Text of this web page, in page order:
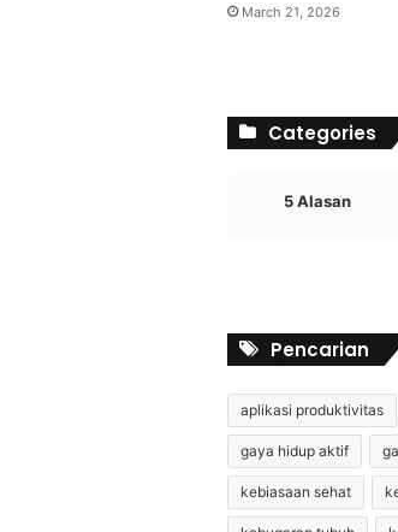
March 21, 2026
Categories
5 Alasan
Pencarian
aplikasi produktivitas
gaya hidup aktif
kebiasaan sehat